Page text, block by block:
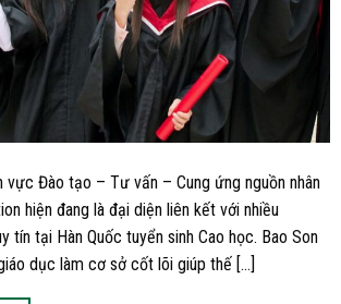
vực Đào tạo – Tư vấn – Cung ứng nguồn nhân
hiện đang là đại diện liên kết với nhiều
tín tại Hàn Quốc tuyển sinh Cao học. Bao Son
dục làm cơ sở cốt lõi giúp thế […]